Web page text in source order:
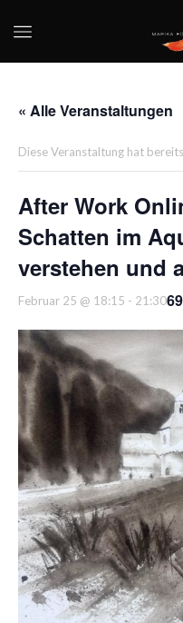
« Alle Veranstaltungen
Diese Veranstaltung hat
After Work
Schatten im
verstehen und
Februar 25 @ 18:15 - 21:30